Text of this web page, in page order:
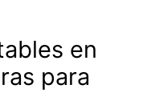
en
para